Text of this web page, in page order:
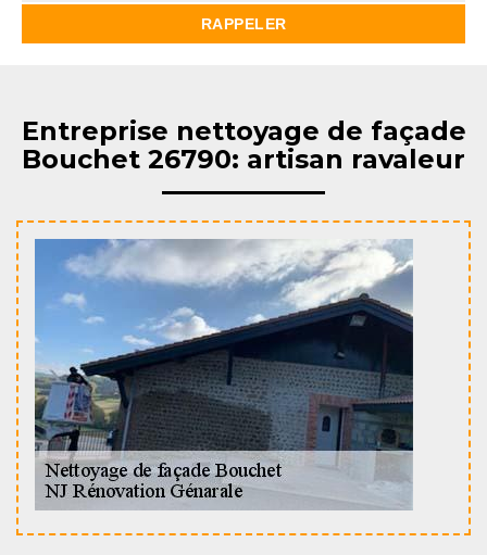
Entreprise nettoyage de façade
Bouchet 26790: artisan ravaleur